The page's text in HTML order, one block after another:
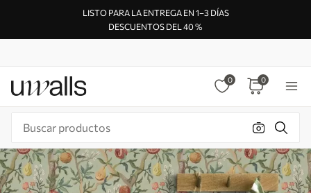
LISTO PARA LA ENTREGA EN 1–3 DÍAS
DESCUENTOS DEL 40 %
0 0